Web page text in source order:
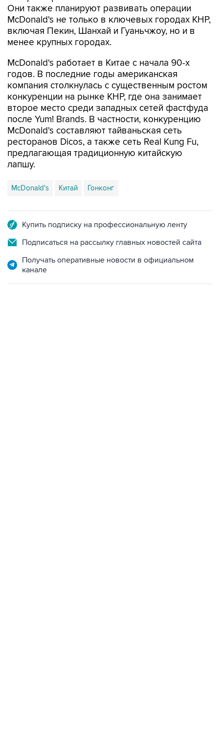
включая Пекин, Шанхай и Гуаньчжоу, но и в
менее крупных городах.
McDonald's работает в Китае с начала 90-х
компания столкнулась с существенным ростом
конкуренции на рынке КНР, где она занимает
второе место среди западных сетей фастфуда
после Yum! Brands. В частности, конкуренцию
McDonald's составляют тайваньская сеть
ресторанов Dicos, а также сеть Real Kung Fu,
предлагающая традиционную китайскую
лапшу.
McDonald's
Подписаться на рассылку главных новостей сайта
Получать оперативные новости в официальном